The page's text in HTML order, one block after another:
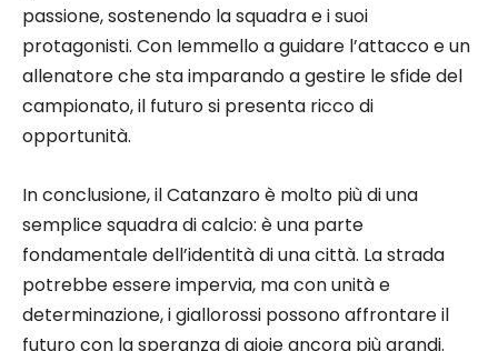
passione, sostenendo la squadra e i suoi
protagonisti. Con Iemmello a guidare l’attacco e un
allenatore che sta imparando a gestire le sfide del
campionato, il futuro si presenta ricco di
opportunità.
In conclusione, il Catanzaro è molto più di una
semplice squadra di calcio: è una parte
fondamentale dell’identità di una città. La strada
potrebbe essere impervia, ma con unità e
determinazione, i giallorossi possono affrontare il
futuro con la speranza di gioie ancora più grandi.